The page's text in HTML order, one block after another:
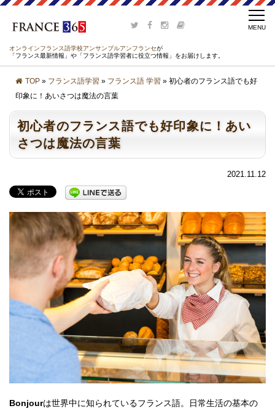
オンラインフランス語学校アンサンブルアンフランセが
「フランス最新情報」や「フランス語学習者に役立つ情報」をお届けします。
TOP » フランス語学習 » フランス語 学習 » 初心者のフランス語でも好
印象に！あいさつは魔法の言葉
初心者のフランス語でも好印象に！あい
さつは魔法の言葉
2021.11.12
Bonjourは世界中に知られているフランス語。日常生活の基本の